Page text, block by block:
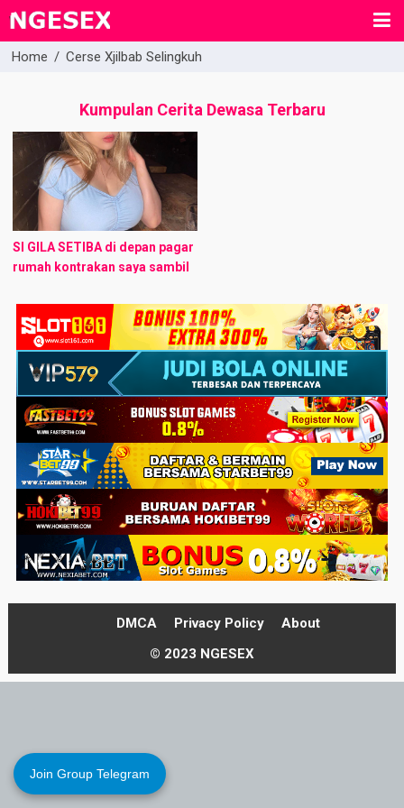
Home / Cerse Xjilbab Selingkuh
Kumpulan Cerita Dewasa Terbaru
SI GILA​ SETIBA di depan pagar
rumah kontrakan saya sambil
padang sore itu saya pulang
kerja, saya sangat kaget
melihat seorang ...
DMCA Privacy Policy
About
© 2023 NGESEX
Join Group Telegram